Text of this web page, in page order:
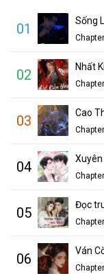
01 Sống
02 Nhất
03 Cao
04 Xuyên
05
06 Ván